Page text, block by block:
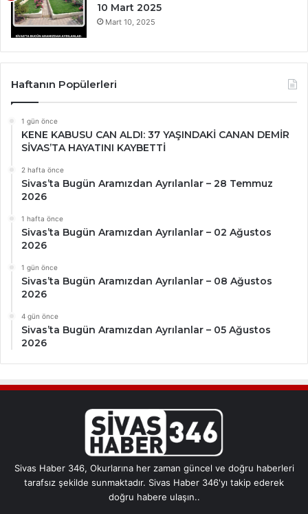
10 Mart 2025
Mart 10, 2025
Haftanın Popülerleri
1 gün önce
KENE KABUSU CAN ALDI: 37 YAŞINDAKİ CANAN DEMİR
SİVAS’TA HAYATINI KAYBETTİ
2 hafta önce
Sivas’ta Bugün Aramızdan Ayrılanlar – 28 Temmuz
2026
1 hafta önce
Sivas’ta Bugün Aramızdan Ayrılanlar – 02 Ağustos
2026
1 gün önce
Sivas’ta Bugün Aramızdan Ayrılanlar – 08 Ağustos
2026
4 gün önce
Sivas’ta Bugün Aramızdan Ayrılanlar – 05 Ağustos
2026
Sivas Haber 346, Okurlarına her zaman güncel ve doğru haberleri
tarafsız şekilde sunmaktadır. Sivas Haber 346'yı takip ederek
doğru habere ulaşın..